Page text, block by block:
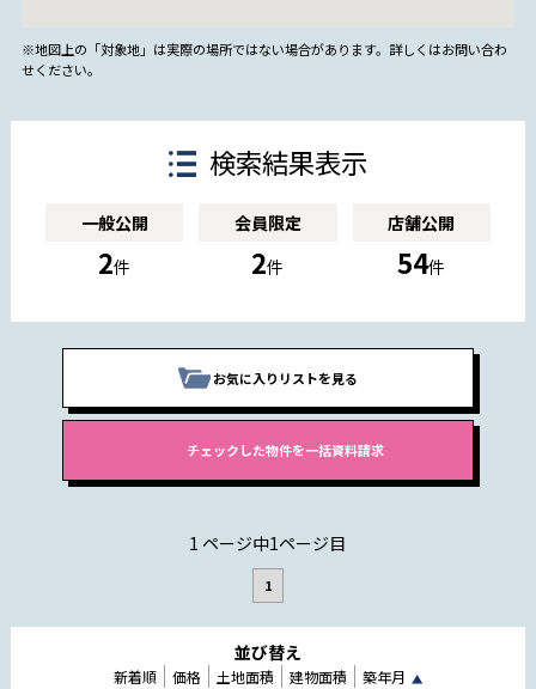
※地図上の「対象地」は実際の場所ではない場合があります。詳しくはお問い合わ
せください。
検索結果表示
一般公開
2件
会員限定
2件
店舗公開
54件
お気に入りリストを見る
1 ページ中1ページ目
1
並び替え
新着順 価格 土地面積 建物面積 築年月